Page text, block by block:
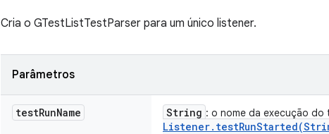
Cria o GTestListTestParser para um único listener.
Parâmetros
testRunName String : o nome da execução
Listener. testRunStarted(